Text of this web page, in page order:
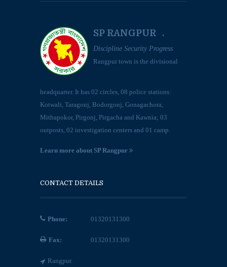
SP RANGPUR .
Discipline Security Progress
Rangpur town is the divisional
headquarter. It has 02 circles, 08 police stations:
Kotwali, Taragonj, Bodorgonj, Gonagachora,
Mithapokor, Pirgonj, Pirgacha and Kawnia; 03
outposts, 02 investigation centers and 01 camp.
Learn more about SP Rangpur
CONTACT DETAILS
Phone: 01320131300
Fax: 01320131300
Rangpur.